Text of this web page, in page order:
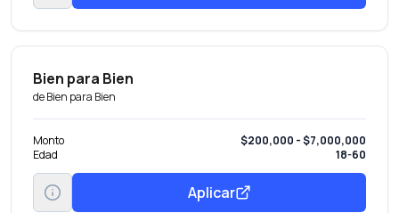
Bien para Bien
deBien para Bien
Monto
$200,000 - $7,000,000
Edad
18-60
Aplicar